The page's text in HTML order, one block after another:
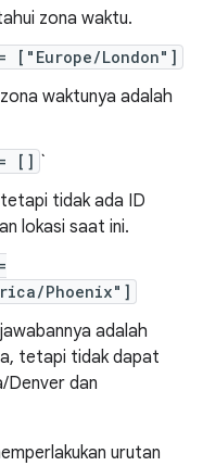
zona waktu.
["Europe/London"]
waktunya adalah
[] `
tidak ada ID
lokasi saat ini.
Phoenix"]
adalah
tetapi tidak dapat
Denver dan
urutan